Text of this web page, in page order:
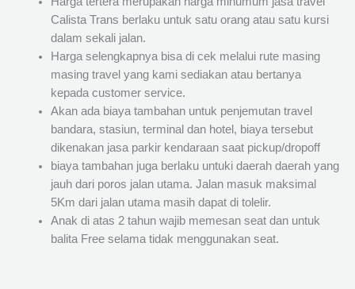
Calista Trans berlaku untuk satu orang atau satu kursi
dalam sekali jalan.
Harga selengkapnya bisa di cek melalui rute masing
masing travel yang kami sediakan atau bertanya
kepada customer service.
Akan ada biaya tambahan untuk penjemutan travel
bandara, stasiun, terminal dan hotel, biaya tersebut
dikenakan jasa parkir kendaraan saat pickup/dropoff
biaya tambahan juga berlaku untuki daerah daerah yang
jauh dari poros jalan utama. Jalan masuk maksimal
5Km dari jalan utama masih dapat di tolelir.
Anak di atas 2 tahun wajib memesan seat dan untuk
balita Free selama tidak menggunakan seat.